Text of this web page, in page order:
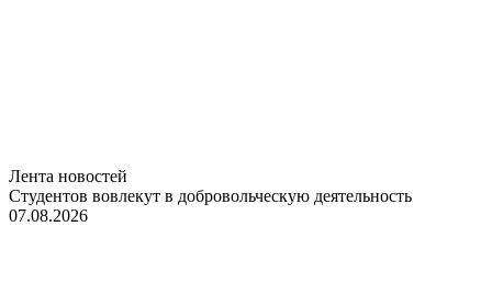
Лента новостей
Студентов вовлекут в добровольческую деятельность
07.08.2026